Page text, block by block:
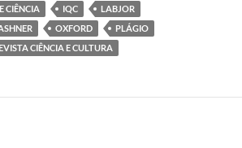
CIÊNCIA
IQC
LABJOR
OXFORD
PLÁGIO
CIÊNCIA E CULTURA